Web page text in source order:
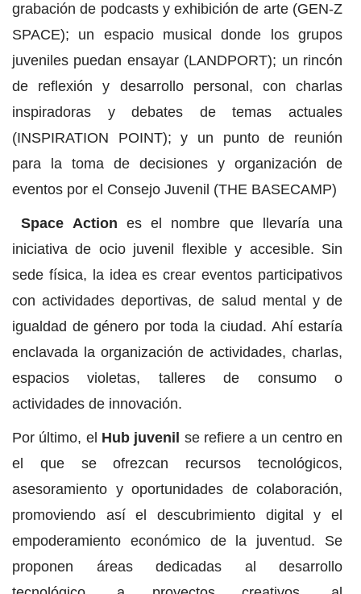
grabación de podcasts y exhibición de arte (GEN-Z
SPACE); un espacio musical donde los grupos
juveniles puedan ensayar (LANDPORT); un rincón
de reflexión y desarrollo personal, con charlas
inspiradoras y debates de temas actuales
(INSPIRATION POINT); y un punto de reunión
para la toma de decisiones y organización de
eventos por el Consejo Juvenil (THE BASECAMP)
Space Action es el nombre que llevaría una
iniciativa de ocio juvenil flexible y accesible. Sin
sede física, la idea es crear eventos participativos
con actividades deportivas, de salud mental y de
igualdad de género por toda la ciudad. Ahí estaría
enclavada la organización de actividades, charlas,
espacios violetas, talleres de consumo o
actividades de innovación.
Por último, el Hub juvenil se refiere a un centro en
el que se ofrezcan recursos tecnológicos,
asesoramiento y oportunidades de colaboración,
promoviendo así el descubrimiento digital y el
empoderamiento económico de la juventud. Se
proponen áreas dedicadas al desarrollo